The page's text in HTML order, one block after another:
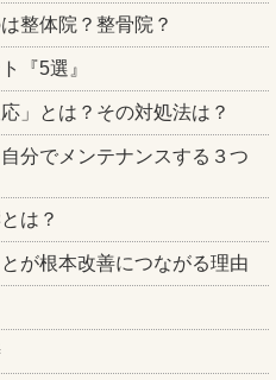
整体院？整骨院？
『5選』
」とは？その対処法は？
分でメンテナンスする３つ
は？
が根本改善につながる理由